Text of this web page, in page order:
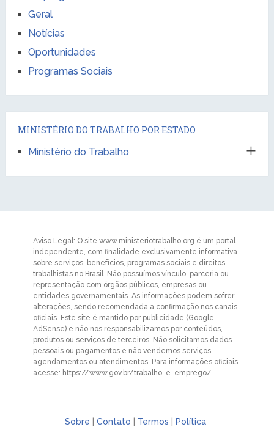
Geral
Notícias
Oportunidades
Programas Sociais
MINISTÉRIO DO TRABALHO POR ESTADO
Ministério do Trabalho
Aviso Legal: O site www.ministeriotrabalho.org é um portal
independente, com finalidade exclusivamente informativa
sobre serviços, benefícios, programas sociais e direitos
trabalhistas no Brasil. Não possuímos vínculo, parceria ou
representação com órgãos públicos, empresas ou
entidades governamentais. As informações podem sofrer
alterações, sendo recomendada a confirmação nos canais
oficiais. Este site é mantido por publicidade (Google
AdSense) e não nos responsabilizamos por conteúdos,
produtos ou serviços de terceiros. Não solicitamos dados
pessoais ou pagamentos e não vendemos serviços,
agendamentos ou atendimentos. Para informações oficiais,
acesse: https://www.gov.br/trabalho-e-emprego/
Sobre |Contato Termos Política